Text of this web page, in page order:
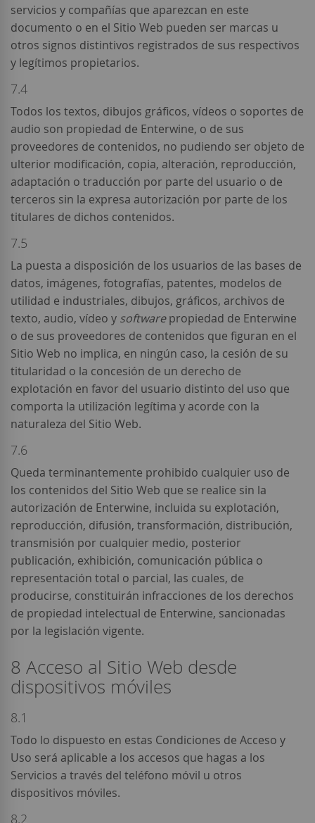
servicios y compañías que aparezcan en este
documento o en el Sitio Web pueden ser marcas u
otros signos distintivos registrados de sus respectivos
y legítimos propietarios.
7.4
Todos los textos, dibujos gráficos, vídeos o soportes de
audio son propiedad de Enterwine, o de sus
proveedores de contenidos, no pudiendo ser objeto de
ulterior modificación, copia, alteración, reproducción,
adaptación o traducción por parte del usuario o de
terceros sin la expresa autorización por parte de los
titulares de dichos contenidos.
7.5
La puesta a disposición de los usuarios de las bases de
datos, imágenes, fotografías, patentes, modelos de
utilidad e industriales, dibujos, gráficos, archivos de
texto, audio, vídeo y softwarepropiedad de Enterwine
o de sus proveedores de contenidos que figuran en el
Sitio Web no implica, en ningún caso, la cesión de su
titularidad o la concesión de un derecho de
explotación en favor del usuario distinto del uso que
comporta la utilización legítima y acorde con la
naturaleza del Sitio Web.
7.6
Queda terminantemente prohibido cualquier uso de
los contenidos del Sitio Web que se realice sin la
autorización de Enterwine, incluida su explotación,
reproducción, difusión, transformación, distribución,
transmisión por cualquier medio, posterior
publicación, exhibición, comunicación pública o
representación total o parcial, las cuales, de
producirse, constituirán infracciones de los derechos
de propiedad intelectual de Enterwine, sancionadas
por la legislación vigente.
8 Acceso al Sitio Web desde
dispositivos móviles
8.1
Todo lo dispuesto en estas Condiciones de Acceso y
Uso será aplicable a los accesos que hagas a los
Servicios a través del teléfono móvil u otros
dispositivos móviles.
8.2